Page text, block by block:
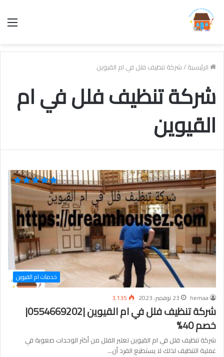
الرئيسية/شركة تنظيف فلل في ام القيوين
شركة تنظيف فلل في ام
القيوين
خدمات ام القيوين
hemaa
23 نوفمبر، 2023 3٬135
شركة تنظيف فلل في ام القيوين |0554669202|
خصم 40%
شركة تنظيف فلل في ام القيوين تعتبر الفلل من أكثر الوحدات صعوبة في
عملية التنظيف لذلك لا يستطيع الفرد أن…